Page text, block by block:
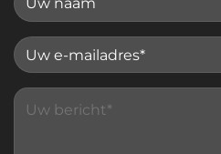
Please leave this field empty.